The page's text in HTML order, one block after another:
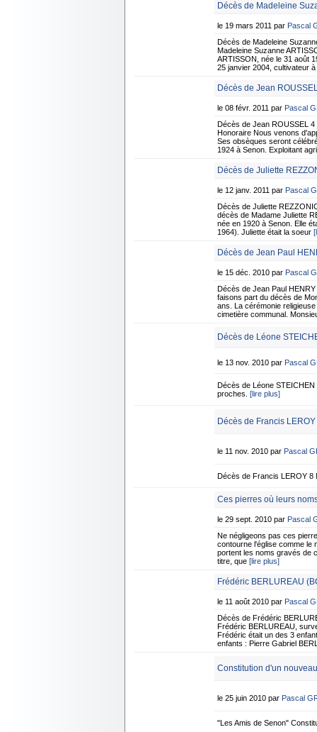
Décès de Madeleine
le 19 mars 2011 par Pascal
Décès de Madeleine
Madeleine Suzanne
ARTISSON, née le 31 août
25 janvier 2004, cultivateur
Décès de Jean
le 08 févr. 2011 par Pascal
Décès de Jean ROUSSEL
Honoraire Nous venons
Ses obsèques seront
1924 à Senon. Exploitant
Décès de Juliette
le 12 janv. 2011 par Pascal
Décès de Juliette
décès de Madame Juliette
née en 1920 à Senon. Elle
1964). Juliette était la soeur
Décès de Jean Paul
le 15 déc. 2010 par Pascal
Décès de Jean Paul
faisons part du décès de
ans. La cérémonie
cimetière communal.
Décès de Léone
le 13 nov. 2010 par Pascal
Décès de Léone
proches. [lire plus]
Décès de Francis
le 11 nov. 2010 par Pascal
Décès de Francis LEROY 8
Ces pierres où leurs
le 29 sept. 2010 par Pascal
Ne négligeons pas ces
contourne l'église comme le
portent les noms gravés de
titre, que [lire plus]
Frédéric BERLUREAU
le 11 août 2010 par Pascal
Décès de Frédéric
Frédéric BERLUREAU,
Frédéric était un des 3
enfants : Pierre Gabriel
Constitution d'un
le 25 juin 2010 par Pascal
"Les Amis de Senon"